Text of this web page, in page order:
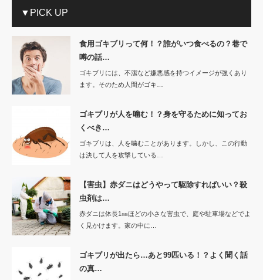
▼PICK UP
食用ゴキブリって何！？誰がいつ食べるの？巷で
噂の話…
ゴキブリには、不潔など嫌悪感を持つイメージが強くあり
ます。そのため人間がゴキ…
ゴキブリが人を噛む！？身を守るために知ってお
くべき…
ゴキブリは、人を噛むことがあります。しかし、この行動
は決して人を攻撃している…
【害虫】赤ダニはどうやって駆除すればいい？殺
虫剤は…
赤ダニは体長1㎜ほどの小さな害虫で、庭や駐車場などでよ
く見かけます。家の中に…
ゴキブリが出たら…あと99匹いる！？よく聞く話
の真…